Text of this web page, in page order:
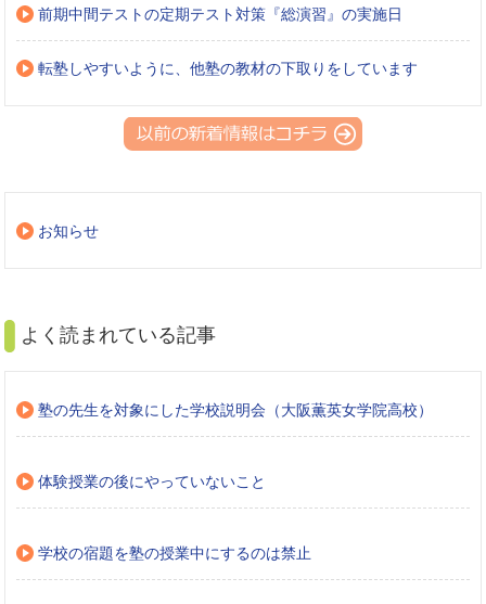
前期中間テストの定期テスト対策『総演習』の実施日
転塾しやすいように、他塾の教材の下取りをしています
お知らせ
よく読まれている記事
塾の先生を対象にした学校説明会（大阪薫英女学院高校）
体験授業の後にやっていないこと
学校の宿題を塾の授業中にするのは禁止